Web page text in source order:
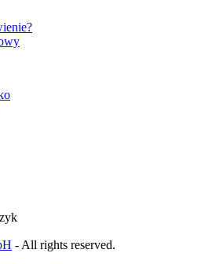
- All rights reserved.